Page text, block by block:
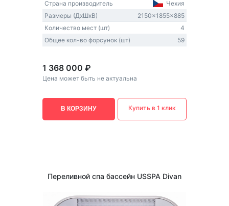
Страна производитель
Чехия
Размеры (ДxШxВ)
2150x1855x885
Количество мест (шт)
4
Общее кол-во форсунок (шт)
59
1 368 000 ₽
Цена может быть не актуальна
В КОРЗИНУ Купить в 1 клик
Переливной спа бассейн USSPA Divan